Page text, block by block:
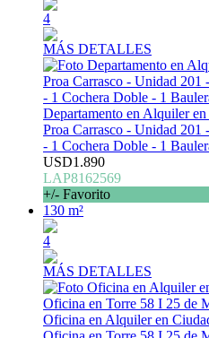
4
MÁS DETALLES
Departamento en Alquiler
Proa Carrasco - Unidad
- 1 Cochera Doble - 1
USD1.890
LAP8162569
+/- Favorito
130 m²
4
MÁS DETALLES
Oficina en Alquiler en